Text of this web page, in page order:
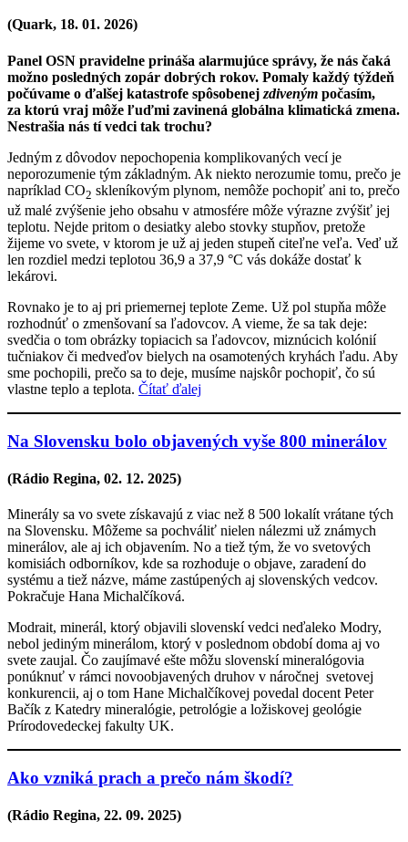
(Quark, 18. 01. 2026)
Panel OSN pravidelne prináša alarmujúce správy, že nás čaká
možno posledných zopár dobrých rokov. Pomaly každý týždeň
počúvame o ďalšej katastrofe spôsobenej zdiveným počasím,
za ktorú vraj môže ľuďmi zavinená globálna klimatická zmena.
Nestrašia nás tí vedci tak trochu?
Jedným z dôvodov nepochopenia komplikovaných vecí je
neporozumenie tým základným. Ak niekto nerozumie tomu, prečo je
napríklad CO2 sklení­kovým plynom, nemôže pochopiť ani to, prečo
už malé zvýšenie jeho obsahu v atmosfére môže výrazne zvýšiť jej
teplotu. Nejde pritom o desiatky alebo stovky stupňov, pretože
žijeme vo svete, v ktorom je už aj jeden stupeň citeľne veľa. Veď už
len rozdiel medzi teplotou 36,9 a 37,9 °C vás dokáže dostať k
lekárovi.
Rovnako je to aj pri priemernej teplote Zeme. Už pol stupňa môže
rozhodnúť o zmenšovaní sa ľadovcov. A vieme, že sa tak deje:
svedčia o tom obrázky topiacich sa ľadovcov, miznúcich kolónií
tučniakov či medveďov bielych na osamotených kryhách ľadu. Aby
sme pochopili, prečo sa to deje, musíme najskôr pochopiť, čo sú
vlastne teplo a teplota. Čítať ďalej
Na Slovensku bolo objavených vyše 800 minerálov
(Rádio Regina, 02. 12. 2025)
Minerály sa vo svete získavajú z viac než 8 500 lokalít vrátane tých
na Slovensku. Môžeme sa pochváliť nielen nálezmi už známych
minerálov, ale aj ich objavením. No a tiež tým, že vo svetových
komisiách odborníkov, kde sa rozhoduje o objave, zaradení do
systému a tiež názve, máme zastúpených aj slovenských vedcov.
Pokračuje Hana Michalčíková.
Modrait, minerál, ktorý objavili slovenskí vedci neďaleko Modry,
nebol jediným minerálom, ktorý v poslednom období doma aj vo
svete zaujal. Čo zaujímavé ešte môžu slovenskí mineralógovia
ponúknuť v rámci novoobjavených druhov v náročnej svetovej
konkurencii, aj o tom Hane Michalčíkovej povedal docent Peter
Bačík z Katedry mineralógie, petrológie a ložiskovej geológie
Prírodovedeckej fakulty UK.
Ako vzniká prach a prečo nám škodí?
(Rádio Regina, 22. 09. 2025)